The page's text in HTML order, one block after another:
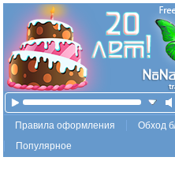
Правила оформления
Обход
Популярное